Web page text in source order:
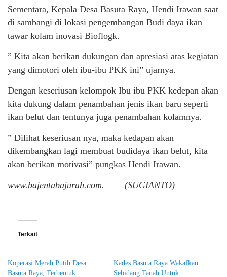
Sementara, Kepala Desa Basuta Raya, Hendi Irawan saat
di sambangi di lokasi pengembangan Budi daya ikan
tawar kolam inovasi Bioflogk.
” Kita akan berikan dukungan dan apresiasi atas kegiatan
yang dimotori oleh ibu-ibu PKK ini” ujarnya.
Dengan keseriusan kelompok Ibu ibu PKK kedepan akan
kita dukung dalam penambahan jenis ikan baru seperti
ikan belut dan tentunya juga penambahan kolamnya.
” Dilihat keseriusan nya, maka kedapan akan
dikembangkan lagi membuat budidaya ikan belut, kita
akan berikan motivasi” pungkas Hendi Irawan.
www.bajentabajurah.com. (SUGIANTO)
Terkait
Koperasi Merah Putih Desa
Basuta Raya, Terbentuk
Kades Basuta Raya Wakafkan
Sebidang Tanah Untuk